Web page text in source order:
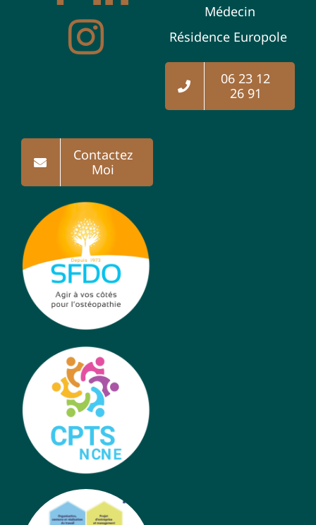
Médecin
Résidence Europole
06 23 12
26 91
Contactez
Moi